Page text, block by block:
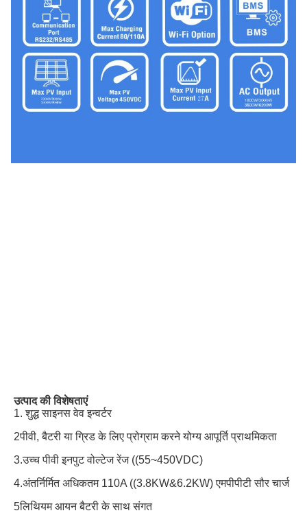
उत्पाद की विशेषताएं
1. शुद्ध साइनस वेव इन्वर्टर
2पीवी, बैटरी या ग्रिड के लिए प्रोग्राम करने योग्य आपूर्ति प्राथमिकता
3.उच्च पीवी इनपुट वोल्टेज रेंज ((55~450VDC)
4.अंतर्निर्मित अधिकतम 110A ((3.8KW&6.2KW) एमपीपीटी सौर चार्ज
5लिथियम आयन बैटरी के साथ संगत